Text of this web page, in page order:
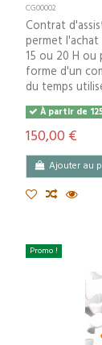
CG00002
Contrat
permet
15 ou 20 H
forme d'un
du temps
À partir de
150,00 €
Ajouter au
Promo !